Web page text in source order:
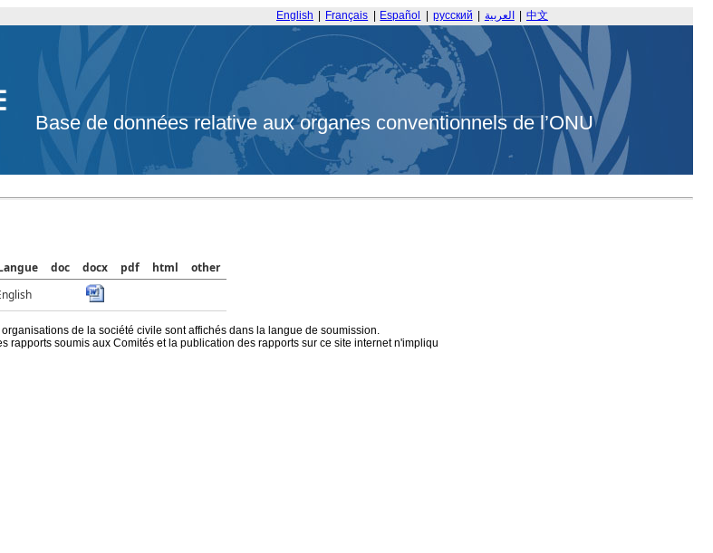
English Français Español русский العربية 中文
Base de données relative aux organes conventionnels de l’ONU
doc docx pdf html
other
de la société civile sont affichés dans la langue de soumission.
rapports soumis aux Comités et la publication des rapports sur ce site internet n'impliqu